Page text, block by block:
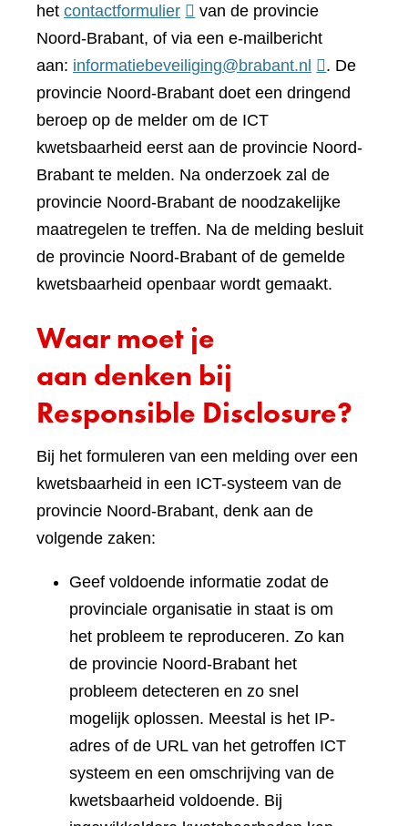
het contactformulier(verwijst
naar
een
andere
website)
van de provincie
Noord-Brabant, of via een e-mailbericht
aan: informatiebeveiliging@brabant.nl
. De
provincie Noord-Brabant doet een dringend
beroep op de melder om de ICT
kwetsbaarheid eerst aan de provincie Noord-
Brabant te melden. Na onderzoek zal de
provincie Noord-Brabant de noodzakelijke
maatregelen te treffen. Na de melding besluit
de provincie Noord-Brabant of de gemelde
kwetsbaarheid openbaar wordt gemaakt.
Waar moet je
aan denken bij
Responsible Disclosure?
Bij het formuleren van een melding over een
kwetsbaarheid in een ICT-systeem van de
provincie Noord-Brabant, denk aan de
volgende zaken:
Geef voldoende informatie zodat de
provinciale organisatie in staat is om
het probleem te reproduceren. Zo kan
de provincie Noord-Brabant het
probleem detecteren en zo snel
mogelijk oplossen. Meestal is het IP-
adres of de URL van het getroffen ICT
systeem en een omschrijving van de
kwetsbaarheid voldoende. Bij